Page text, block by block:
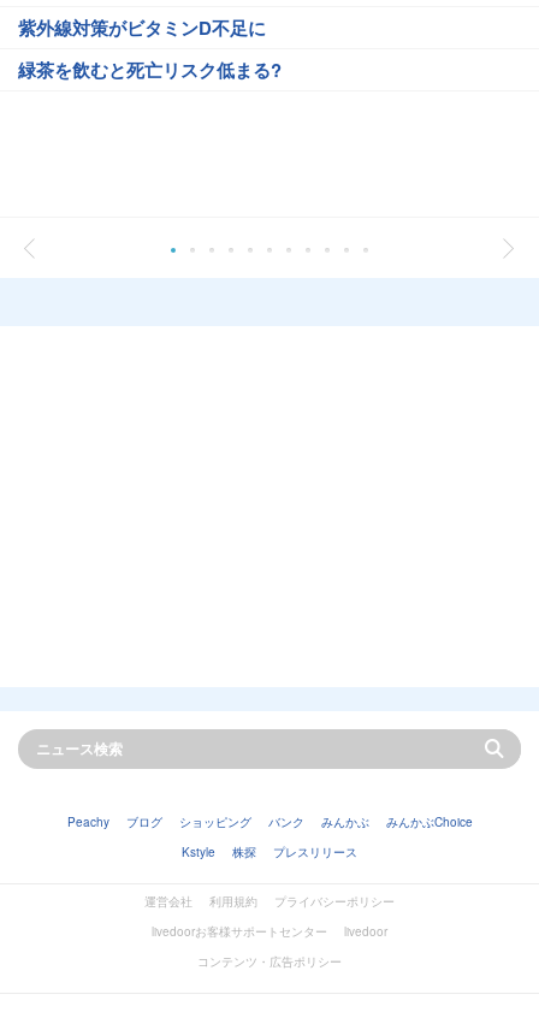
紫外線対策がビタミンD不足に
緑茶を飲むと死亡リスク低まる?
Peachy ブログ ショッピング バンク みんかぶ
みんかぶChoice
Kstyle
株探 プレスリリース
運営会社 利用規約
プライバシーポリシー
livedoorお客様サポートセンター
livedoor
コンテンツ・広告ポリシー